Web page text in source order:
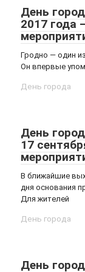
День
2017 года
Гродно — один
Он впервые
День города
День
17
В ближайшие
дня основания
Для жителей
День города
День